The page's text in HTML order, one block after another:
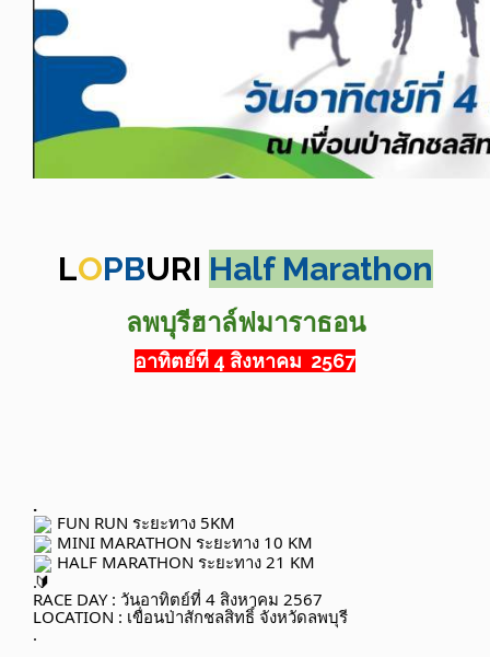
LOPBURI Half Marathon
ลพบุรีฮาล์ฟมาราธอน
อาทิตย์ที่ 4 สิงหาคม 2567
.
FUN RUN ระยะทาง 5KM
MINI MARATHON ระยะทาง 10 KM
HALF MARATHON ระยะทาง 21 KM
.
RACE DAY : วันอาทิตย์ที่ 4 สิงหาคม 2567
LOCATION : เขื่อนป่าสักชลสิทธิ์ จังหวัดลพบุรี
.